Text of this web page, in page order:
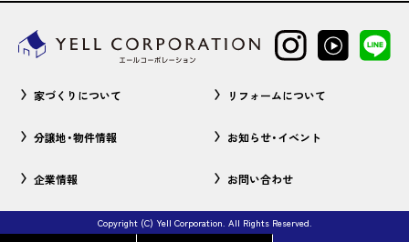
家づくりについて リフォームについて
分譲地・物件情報 お知らせ・イベント
企業情報 お問い合わせ
Copyright (C) Yell Corporation. All Rights Reserved.